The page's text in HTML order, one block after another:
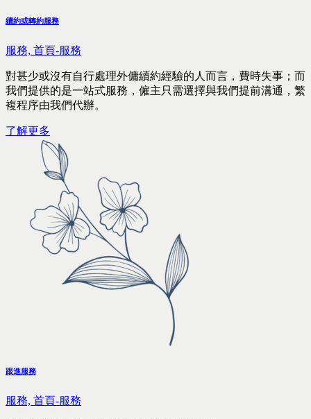
續約或轉約服務
服務, 首頁-服務
對甚少或沒有自行處理外傭續約經驗的人而言，費時失事；而
我們提供的是一站式服務，僱主只需選擇與我們提前溝通，繁
複程序由我們代辦。
了解更多
跟進服務
服務, 首頁-服務